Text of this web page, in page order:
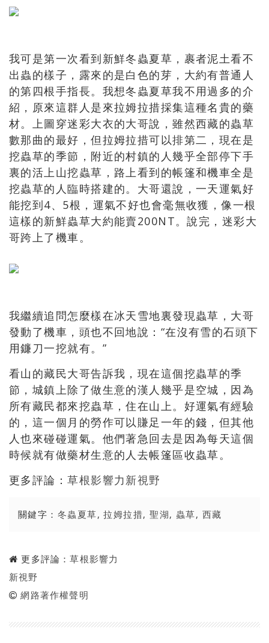
我可是第一次看到新鮮冬蟲夏草，裹者泥土看不
出蟲的樣子，露來的是白色的芽，大約有普通人
的第四根手指長。我想冬蟲夏草我不用過多的介
紹，原來這群人是來拉姆拉措採集這種名貴的藥
材。上圖穿迷彩大衣的大哥說，雖然西藏的蟲草
數那曲的最好，但拉姆拉措可以排第二，現在是
挖蟲草的季節，附近的村鎮的人幾乎全部停下手
裏的活上山挖蟲草，路上看到的帳篷和機車全是
挖蟲草的人臨時搭建的。大哥還說，一天運氣好
能挖到4、5根，運氣不好也會毫無收獲，像一根
這樣的新鮮蟲草大約能賣200NT。說完，迷彩大
哥跨上了機車。
我繼續追問怎麼樣在冰天雪地裏發現蟲草，大哥
發動了機車，頭也不回地說：“在沒有雪的石頭下
用鐮刀一挖就有。”
看山的藏民大哥告訴我，現在這個挖蟲草的季
節，城鎮上除了做生意的漢人幾乎是空城，因為
所有藏民都來挖蟲草，住在山上。好運氣有經驗
的，這一個月的勞作可以賺足一年的錢，但其他
人也來碰碰運氣。他們著急回去是因為每天這個
時候就有做藥材生意的人去帳篷區收蟲草。
更多評論：草根影響力新視野
關鍵字： 冬蟲夏草,拉姆拉措,聖湖, 蟲草, 西藏
更多評論：草根影響力
新視野
網路著作權聲明